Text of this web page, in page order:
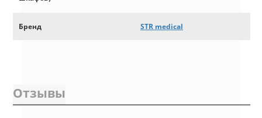
Бренд STR medical
Отзывы